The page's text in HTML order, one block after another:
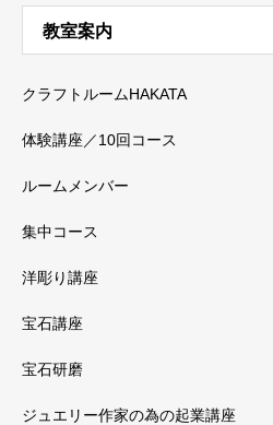
教室案内
クラフトルームHAKATA
体験講座／10回コース
ルームメンバー
集中コース
洋彫り講座
宝石講座
宝石研磨
ジュエリー作家の為の起業講座